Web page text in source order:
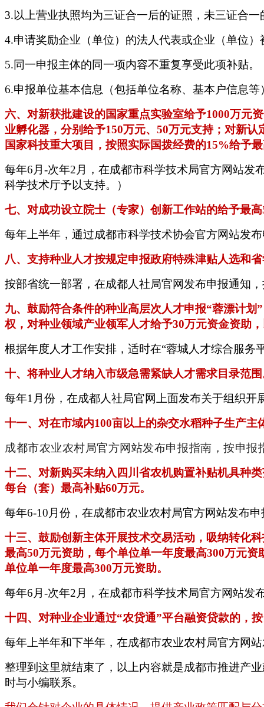
3.以上营业执照均为三证合一后的证照，未三证合
4.申请奖励企业（单位）的法人代表或企业（单位
5.同一申报主体的同一项内容不重复享受此项补贴。
6.申报单位基本信息（包括单位名称、基本户信息
六、对新获批建设的国家重点实验室给予1000万元
业孵化器，分别给予150万元、50万元支持；对新
国家科技重大项目，按照实际国拨经费的15%给予
每年6月-次年2月，在成都市科学技术局官方网站发
科学技术厅予以支持。）
七、 对成功设立院士（专家）创新工作站的给予最高
每年上半年，通过成都市科学技术协会官方网站发
八、支持种业人才按规定申报政府特殊津贴人选和
按部省统一部署，在成都人社局官网发布申报通知
九、鼓励符合条件的种业高层次人才申报“蓉漂计划
权，对种业领域产业领军人才给予30万元资金资助
根据年度人才工作安排，适时在“蓉城人才综合服务
十、将种业人才纳入市级急需紧缺人才需求目录范
每年1月份，在成都人社局官网上面发布关于组织
十一、对在市域内100亩以上的杂交水稻种子生产主
成都市农业农村局官方网站发布申报指南，按申报
十二、对新购买未纳入四川省农机购置补贴机具种
每台（套）最高补贴60万元。
每年6-10月份，在成都市农业农村局官方网站发布
十三、鼓励创新主体开展技术交易活动，吸纳转化
最高50万元资助，每个单位单一年度最高300万元
单位单一年度最高300万元资助。
每年6月-次年2月，在成都市科学技术局官方网站发
十四、对种业企业通过“农贷通”平台融资贷款的，
每年上半年和下半年，在成都市农业农村局官方网
整理到这里就结束了，以上内容就是成都市推进产
时与小编联系。